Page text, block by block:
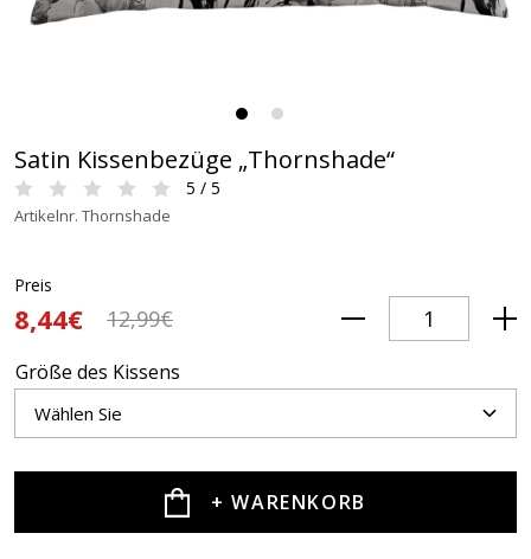
Satin Kissenbezüge „Thornshade“
5 / 5
Artikelnr. Thornshade
Preis
8,44€ 12,99€
Größe des Kissens
+ WARENKORB